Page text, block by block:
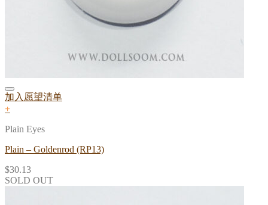
加入愿望清单
+
Plain Eyes
Plain – Goldenrod (RP13)
$30.13
SOLD OUT